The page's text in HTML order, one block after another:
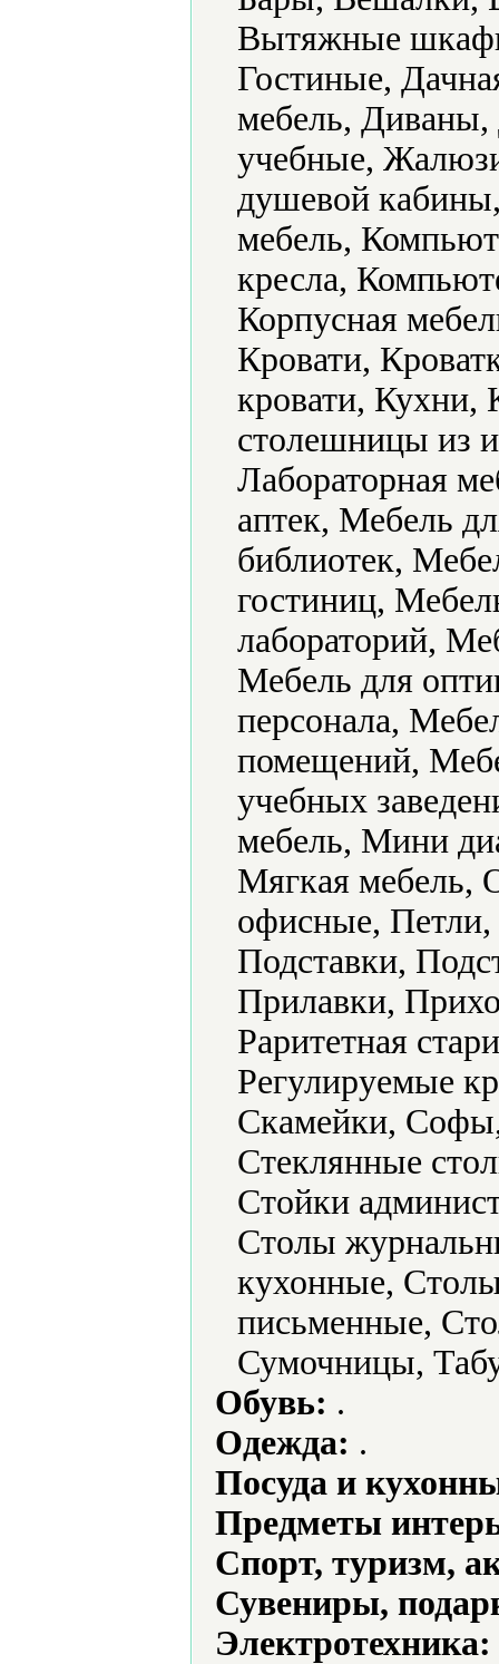
Вытяжные
Гостиные,
мебель,
учебные,
душевой
мебель,
кресла,
Корпусная
Кровати,
кровати, Кухни,
столешницы из
Лабораторная
аптек, Мебель
библиотек,
гостиниц,
лабораторий,
Мебель для
персонала,
помещений,
учебных
мебель, Мини
Мягкая мебель,
офисные,
Подставки,
Прилавки,
Раритетная
Регулируемые
Скамейки,
Стеклянные
Стойки
Столы
кухонные,
письменные,
Сумочницы,
Обувь: .
Одежда: .
Посуда и
Предметы
Спорт, туризм,
Сувениры,
Электротехника: